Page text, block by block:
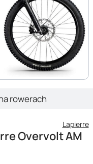
rowerach
Lapierre
Overvolt AM